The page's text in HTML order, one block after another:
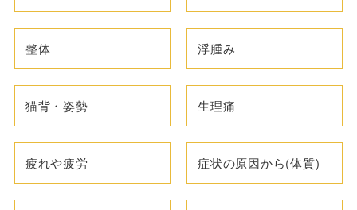
整体 浮腫み
猫背・姿勢 生理痛
疲れや疲労 症状の原因から(体質)